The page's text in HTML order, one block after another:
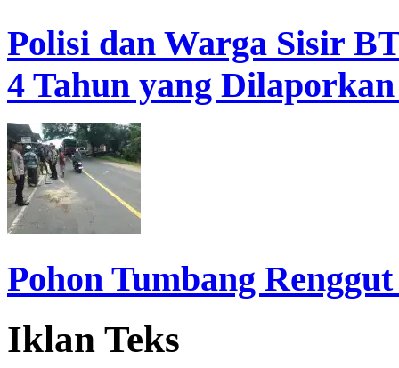
Polisi dan Warga Sisir
4 Tahun yang
Pohon Tumbang